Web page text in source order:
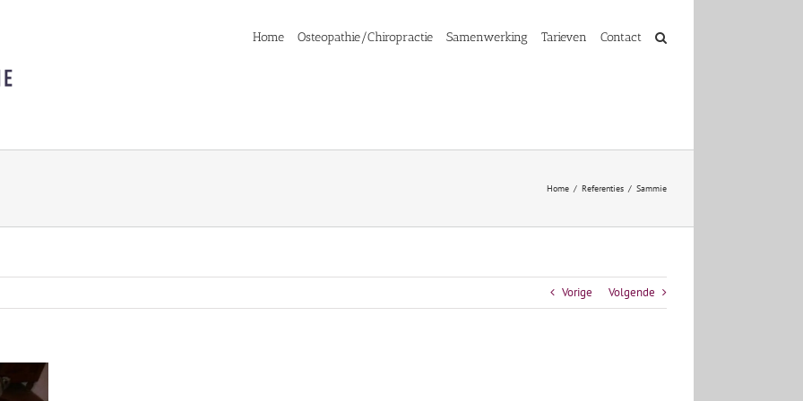
Home Osteopathie/Chiropractie Samenwerking Tarieven Contact
Home Referenties Sammie
Vorige Volgende